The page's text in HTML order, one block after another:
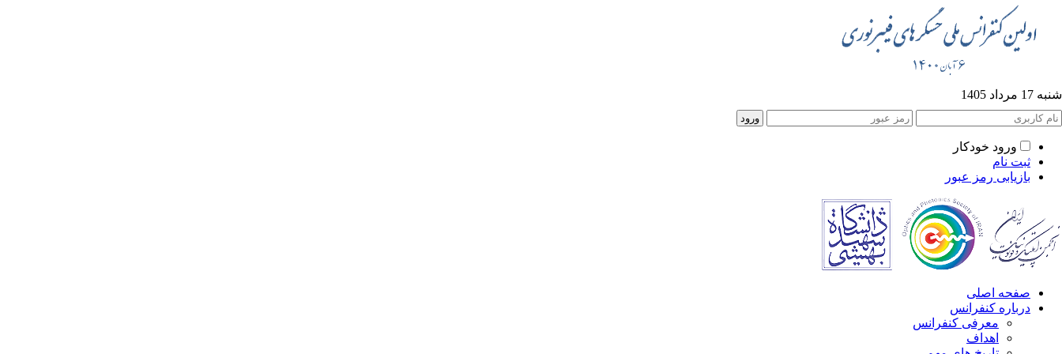
شنبه 17 مرداد 1405
ورود خودکار
ثبت نام
بازیابی رمز عبور
صفحه اصلی
درباره کنفرانس
معرفی کنفرانس
اهداف